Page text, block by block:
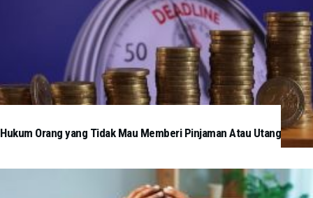
Hukum Orang yang Tidak Mau Memberi Pinjaman Atau Utang